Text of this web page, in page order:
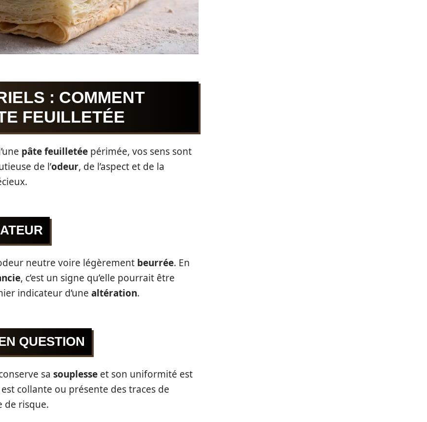
: COMMENT
FEUILLETÉE
pâte feuilletée périmée, vos sens sont
de l’odeur, de l’aspect et de la
neutre voire légèrement beurrée. En
, c’est un signe qu’elle pourrait être
indicateur d’une altération.
QUESTION
sa souplesse et son uniformité est
collante ou présente des traces de
de risque.